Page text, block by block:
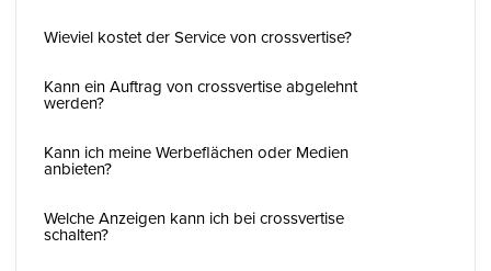
Wieviel kostet der Service von crossvertise?
Kann ein Auftrag von crossvertise abgelehnt
werden?
Kann ich meine Werbeflächen oder Medien
anbieten?
Welche Anzeigen kann ich bei crossvertise
schalten?